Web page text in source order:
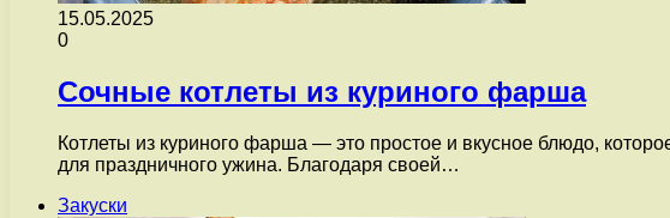
15.05.2025
0
Сочные котлеты из куриного фарша
Котлеты из куриного фарша — это простое и вкусное блюдо,
для праздничного ужина. Благодаря своей…
Закуски